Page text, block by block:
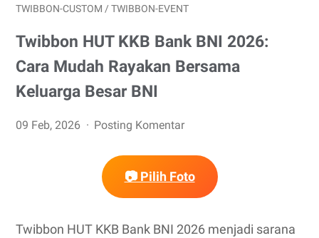
TWIBBON-CUSTOM / TWIBBON-EVENT
Twibbon HUT KKB Bank BNI 2026:
Cara Mudah Rayakan Bersama
Keluarga Besar BNI
09 Feb, 2026 Posting Komentar
📷 Pilih Foto
Twibbon HUT KKB Bank BNI 2026 menjadi sarana